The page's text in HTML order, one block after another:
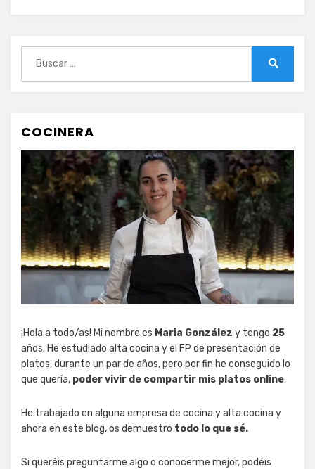
COCINERA
¡Hola a todo/as! Mi nombre es Maria González y tengo 25
años. He estudiado alta cocina y el FP de presentación de
platos, durante un par de años, pero por fin he conseguido lo
que quería, poder vivir de compartir mis platos online.
He trabajado en alguna empresa de cocina y alta cocina y
ahora en este blog, os demuestro todo lo que sé.
Si queréis preguntarme algo o conocerme mejor, podéis